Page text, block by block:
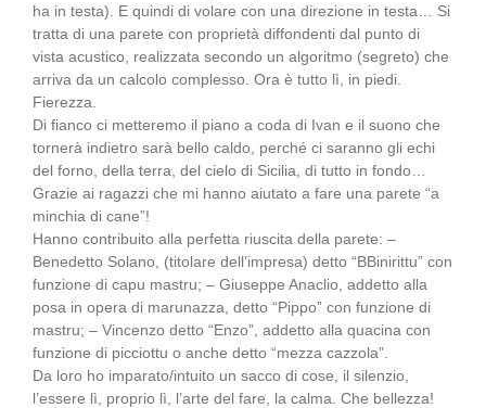
ha in testa). E quindi di volare con una direzione in testa… Si
tratta di una parete con proprietà diffondenti dal punto di
vista acustico, realizzata secondo un algoritmo (segreto) che
arriva da un calcolo complesso. Ora è tutto lì, in piedi.
Fierezza.
Di fianco ci metteremo il piano a coda di Ivan e il suono che
tornerà indietro sarà bello caldo, perché ci saranno gli echi
del forno, della terra, del cielo di Sicilia, di tutto in fondo…
Grazie ai ragazzi che mi hanno aiutato a fare una parete “a
minchia di cane”!
Hanno contribuito alla perfetta riuscita della parete: –
Benedetto Solano, (titolare dell’impresa) detto “BBinirittu” con
funzione di capu mastru; – Giuseppe Anaclio, addetto alla
posa in opera di marunazza, detto “Pippo” con funzione di
mastru; – Vincenzo detto “Enzo”, addetto alla quacina con
funzione di picciottu o anche detto “mezza cazzola”.
Da loro ho imparato/intuito un sacco di cose, il silenzio,
l’essere lì, proprio lì, l’arte del fare, la calma. Che bellezza!